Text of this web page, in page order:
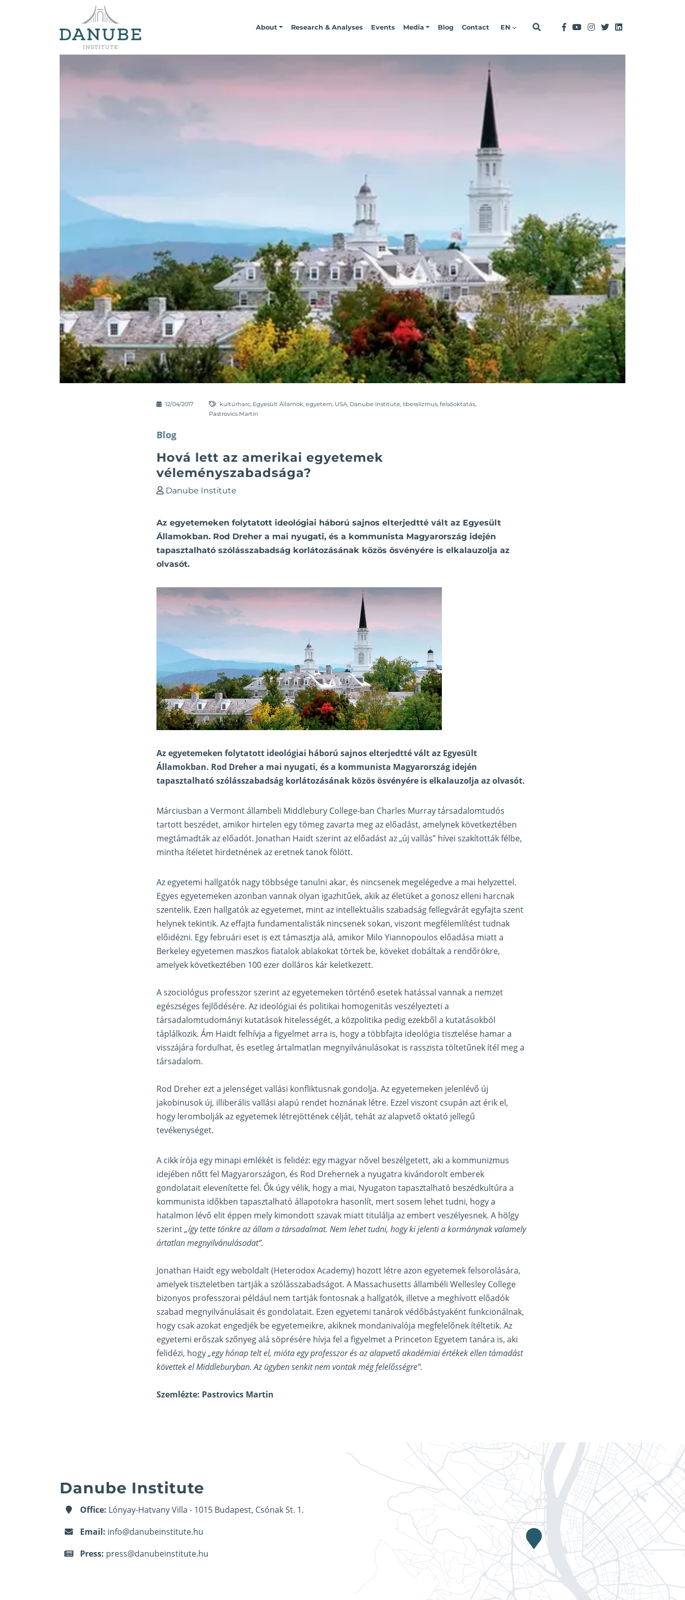
About Research & Analyses Events Media Blog Contact EN
12/04/2017 kultúrharc Egyesült Államok egyetem USA Danube Institute liberalizmus felsőoktatás
Pastrovics Martin
Blog
Hová lett az amerikai egyetemek
véleményszabadsága?
Danube Institute
Az egyetemeken folytatott ideológiai háború sajnos elterjedtté vált az Egyesült
Államokban. Rod Dreher a mai nyugati, és a kommunista Magyarország idején
tapasztalható szólásszabadság korlátozásának közös ösvényére is elkalauzolja az
olvasót.
Az egyetemeken folytatott ideológiai háború sajnos elterjedtté vált az Egyesült
Államokban. Rod Dreher a mai nyugati, és a kommunista Magyarország idején
tapasztalható szólásszabadság korlátozásának közös ösvényére is elkalauzolja azolvasót.
Márciusban a Vermont állambeli Middlebury College-ban Charles Murray társadalomtudós
tartott beszédet, amikor hirtelen egy tömeg zavarta meg az előadást, amelynek következtében
megtámadták az előadót. Jonathan Haidt szerint az előadást az „új vallás” hívei szakították félbe,
mintha ítéletet hirdetnének az eretnek tanok fölött.
Az egyetemi hallgatók nagy többsége tanulni akar, és nincsenek megelégedve a mai helyzettel.
Egyes egyetemeken azonban vannak olyan igazhitűek, akik az életüket a gonosz elleni harcnak
szentelik. Ezen hallgatók az egyetemet, mint az intellektuális szabadság fellegvárát egyfajta szent
helynek tekintik. Az effajta fundamentalisták nincsenek sokan, viszont megfélemlítést tudnak
előidézni. Egy februári eset is ezt támasztja alá, amikor Milo Yiannopoulos előadása miatt a
Berkeley egyetemen maszkos fiatalok ablakokat törtek be, köveket dobáltak a rendőrökre,
amelyek következtében 100 ezer dolláros kár keletkezett.
A szociológus professzor szerint az egyetemeken történő esetek hatással vannak a nemzet
egészséges fejlődésére. Az ideológiai és politikai homogenitás veszélyezteti a
társadalomtudományi kutatások hitelességét, a közpolitika pedig ezekből a kutatásokból
táplálkozik. Ám Haidt felhívja a figyelmet arra is, hogy a többfajta ideológia tisztelése hamar a
visszájára fordulhat, és esetleg ártalmatlan megnyilvánulásokat is rasszista töltetűnek ítél meg a
társadalom.
Rod Dreher ezt a jelenséget vallási konfliktusnak gondolja. Az egyetemeken jelenlévő új
jakobinusok új, illiberális vallási alapú rendet hoznának létre. Ezzel viszont csupán azt érik el,
hogy lerombolják az egyetemek létrejöttének célját, tehát az alapvető oktató jellegű
tevékenységet.
A cikk írója egy minapi emlékét is felidéz: egy magyar nővel beszélgetett, aki a kommunizmus
idejében nőtt fel Magyarországon, és Rod Drehernek a nyugatra kivándorolt emberek
gondolatait elevenítette fel. Ők úgy vélik, hogy a mai, Nyugaton tapasztalható beszédkultúra a
kommunista időkben tapasztalható állapotokra hasonlít, mert sosem lehet tudni, hogy a
hatalmon lévő elit éppen mely kimondott szavak miatt titulálja az embert veszélyesnek. A hölgy
szerint„így tette tönkre az állam a társadalmat. Nem lehet tudni, hogy ki jelenti a kormánynak valamely
ártatlan megnyilvánulásodat”.
Jonathan Haidt egy weboldalt (Heterodox Academy) hozott létre azon egyetemek felsorolására,
amelyek tiszteletben tartják a szólásszabadságot. A Massachusetts állambéli Wellesley College
bizonyos professzorai például nem tartják fontosnak a hallgatók, illetve a meghívott előadók
szabad megnyilvánulásait és gondolatait. Ezen egyetemi tanárok védőbástyaként funkcionálnak,
hogy csak azokat engedjék be egyetemeikre, akiknek mondanivalója megfelelőnek ítéltetik. Az
egyetemi erőszak szőnyeg alá söprésére hívja fel a figyelmet a Princeton Egyetem tanára is, aki
felidézi, hogy„egy hónap telt el, mióta egy professzor és az alapvető akadémiai értékek ellen támadást
követtek el Middleburyban. Az ügyben senkit nem vontak még felelősségre”.
Szemlézte: Pastrovics Martin
Danube Institute
Office: Lónyay-Hatvany Villa - 1015 Budapest, Csónak St. 1.
Email: info@danubeinstitute.hu
Press: press@danubeinstitute.hu